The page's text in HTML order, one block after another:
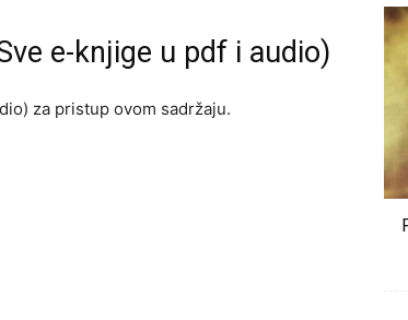
e-knjige u pdf i audio)
za pristup ovom sadržaju.